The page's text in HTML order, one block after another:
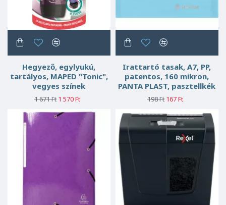
Hegyező, egylyukú,
tartályos, MAPED "Tonic",
vegyes színek
1 671 Ft 1 570 Ft
Irattartó tasak, A7, PP,
patentos, 160 mikron,
PANTA PLAST, pasztellkék
198 Ft 167 Ft